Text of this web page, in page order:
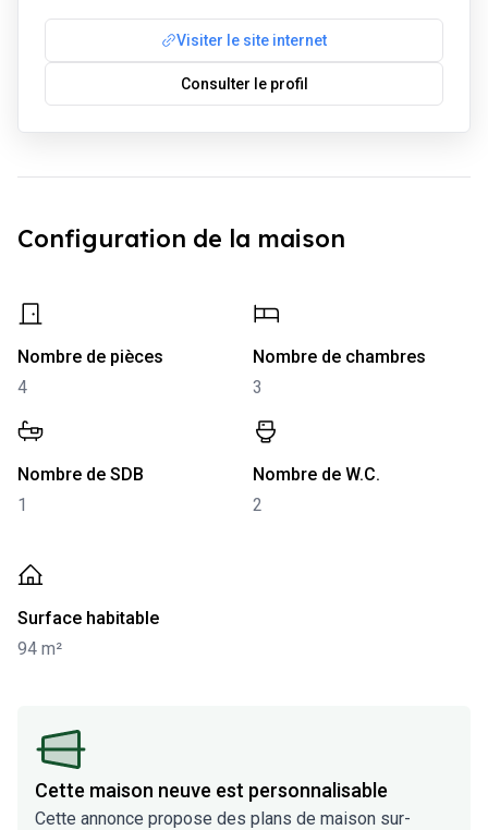
Visiter le site internet
Consulter le profil
Configuration de la maison
Nombre de pièces
4
Nombre de chambres
3
Nombre de SDB
1
Nombre de W.C.
2
Surface habitable-
94 m²
Cette maison neuve est personnalisable
Cette annonce propose des plans de maison sur-